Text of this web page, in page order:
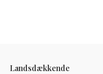
Landsdækkende